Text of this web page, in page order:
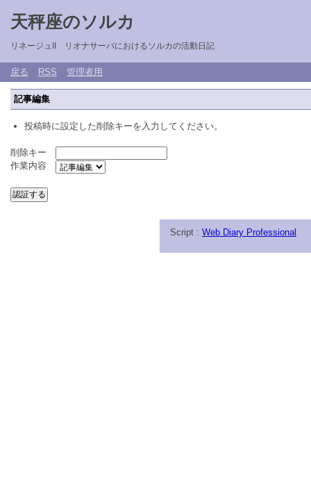
天秤座のソルカ
リネージュII リオナサーバにおけるソルカの活動日記
戻る RSS 管理者用
記事編集
投稿時に設定した削除キーを入力してください。
削除キー
作業内容
Script : Web Diary Professional